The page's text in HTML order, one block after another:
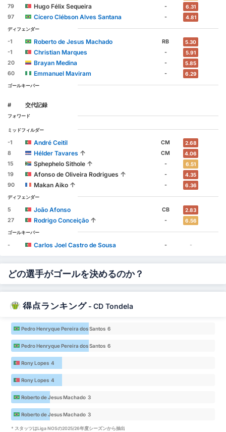
79 Hugo Félix Sequeira - 6.31
97 Cícero Clébson Alves Santana - 4.81
ディフェンダー
-1 Roberto de Jesus Machado RB 5.30
-1 Christian Marques - 5.91
20 Brayan Medina - 5.85
60 Emmanuel Maviram - 6.29
ゴールキーパー
# 交代記録
フォワード
ミッドフィルダー
-1 André Ceitil CM 2.68
8 Hélder Tavares ↑ CM 4.06
15 Sphephelo Sithole ↑ - 6.51
19 Afonso de Oliveira Rodrigues ↑ - 4.35
90 Makan Aiko ↑ - 6.36
ディフェンダー
5 João Afonso CB 2.83
27 Rodrigo Conceição ↑ - 6.56
ゴールキーパー
- Carlos Joel Castro de Sousa - -
どの選手がゴールを決めるのか？
得点ランキング - CD Tondela
Pedro Henryque Pereira dos Santos 6
Pedro Henryque Pereira dos Santos 6
Rony Lopes 4
Rony Lopes 4
Roberto de Jesus Machado 3
Roberto de Jesus Machado 3
* スタッツはLiga NOSの2025/26年度シーズンから抽出